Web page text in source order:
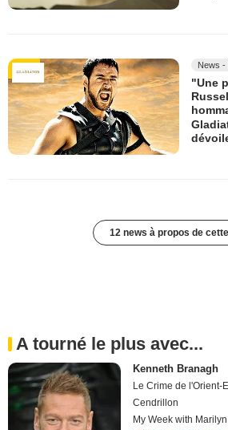
News -
"Une
12 news à propos de
A tourné le plus avec...
Kenneth Branagh
Le Crime de l'Orient-
Cendrillon
My Week with Marilyn